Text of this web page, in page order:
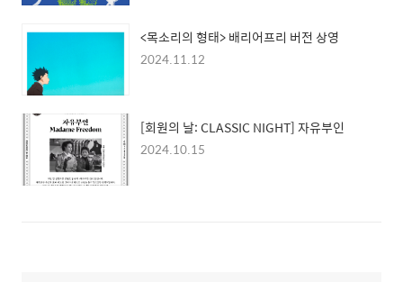
<목소리의 형태> 배리어프리 버전 상영
2024.11.12
[회원의 날: CLASSIC NIGHT] 자유부인
2024.10.15